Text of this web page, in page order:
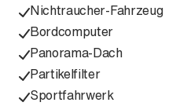
Nichtraucher-Fahrzeug
Bordcomputer
Panorama-Dach
Partikelfilter
Sportfahrwerk